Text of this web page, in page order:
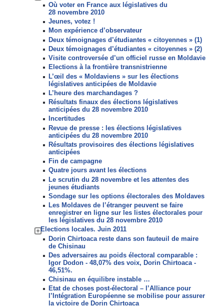
Où voter en France aux législatives du
28 novembre 2010
Jeunes, votez !
Mon expérience d’observateur
Deux témoignages d’étudiantes « citoyennes » (1)
Deux témoignages d’étudiantes « citoyennes » (2)
Visite controversée d’un officiel russe en Moldavie
Elections à la frontière transnistrienne
L’œil des « Moldaviens » sur les élections
législatives anticipées de Moldavie
L’heure des marchandages ?
Résultats finaux des élections législatives
anticipées du 28 novembre 2010
Incertitudes
Revue de presse : les élections législatives
anticipées du 28 novembre 2010
Résultats provisoires des élections législatives
anticipées
Fin de campagne
Quatre jours avant les élections
Le scrutin du 28 novembre et les attentes des
jeunes étudiants
Sondage sur les options électorales des Moldaves
Les Moldaves de l’étranger peuvent se faire
enregistrer en ligne sur les listes électorales pour
les législatives du 28 novembre 2010
Elections locales. Juin 2011
Dorin Chirtoaca reste dans son fauteuil de maire
de Chisinau
Des adversaires au poids électoral comparable :
Igor Dodon - 48,07% des voix, Dorin Chirtoaca -
46,51%.
Chisinau en équilibre instable …
Etat de choses post-électoral – l’Alliance pour
l’Intégration Européenne se mobilise pour assurer
la victoire de Dorin Chirtoaca